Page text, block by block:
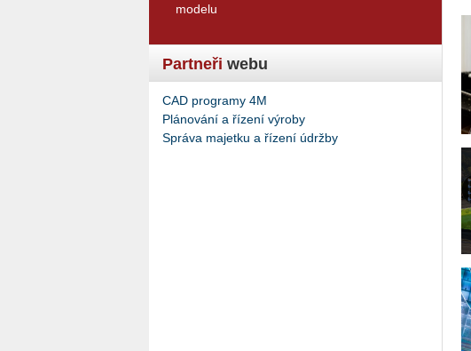
modelu
Partneři webu
CAD programy 4M
Plánování a řízení výroby
Správa majetku a řízení údržby